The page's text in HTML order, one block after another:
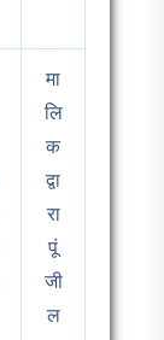
मा
लि
क
द्वा
रा
पूं
जी
ल